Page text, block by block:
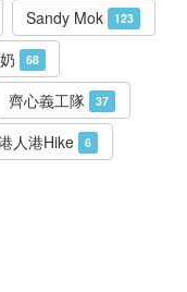
Sandy Mok 123
68
齊心義工隊 37
人港Hike 6